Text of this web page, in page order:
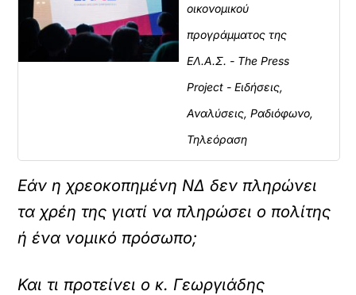
οικονομικού
προγράμματος της
ΕΛ.Α.Σ. - The Press
Project - Ειδήσεις,
Αναλύσεις, Ραδιόφωνο,
Τηλεόραση
Εάν η χρεοκοπημένη ΝΔ δεν πληρώνει
τα χρέη της γιατί να πληρώσει ο πολίτης
ή ένα νομικό πρόσωπο;
Και τι προτείνει ο κ. Γεωργιάδης